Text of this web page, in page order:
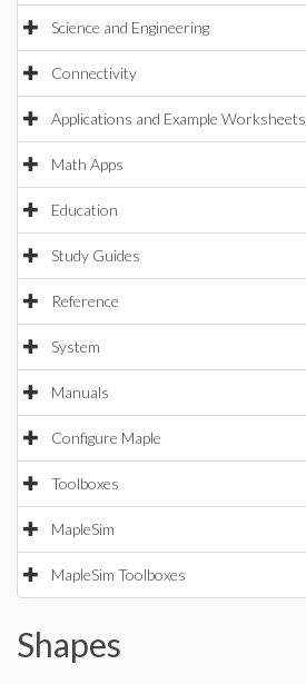
Science and Engineering
Connectivity
Applications and Example Worksheets
Math Apps
Education
Study Guides
Reference
System
Manuals
Configure Maple
Toolboxes
MapleSim
MapleSim Toolboxes
Shapes